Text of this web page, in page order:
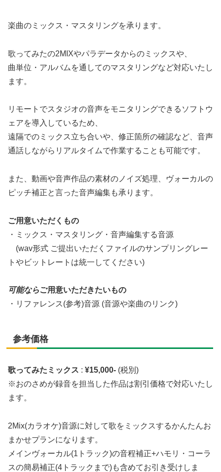
楽曲のミックス・マスタリングを承ります。
歌ってみたの2MIXやパラデータからのミックスや、
曲単位・アルバムを通してのマスタリングなど対応いたし
ます。
リモートでスタジオの音声をモニタリングできるソフトウ
ェアを導入しているため、
遠隔でのミックス立ち合いや、修正箇所の確認など、音声
通話しながらリアルタイムで作業することも可能です。
また、動画や音声作品の素材のノイズ処理、ヴォーカルの
ピッチ補正と言った音声編集も承ります。
ご用意いただくもの
・ミックス・マスタリング・音声編集する音源
(wav形式 ご提出いただくファイルのサンプリングレー
トやビットレートは統一してください)
可能ならご用意いただきたいもの
・リファレンス(参考)音源 (音源や楽曲のリンク)
参考価格
歌ってみたミックス : ¥15,000- (税別)
※おのさめが録音を担当した作品は割引価格で対応いたし
ます。
2Mix(カラオケ)音源に対して歌をミックスするかんたんお
まかせプランになります。
メインヴォーカル(1トラック)の音程補正+ハモリ・コーラ
スの簡易補正(4トラックまで)も含めてお引き受けしま